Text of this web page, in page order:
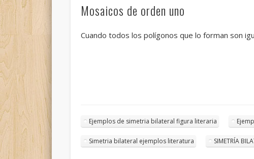
Mosaicos de orden uno
Cuando todos los polígonos que lo forman son
Ejemplos de simetria bilateral figura literaria
Simetria bilateral ejemplos literatura SIMETRÍA